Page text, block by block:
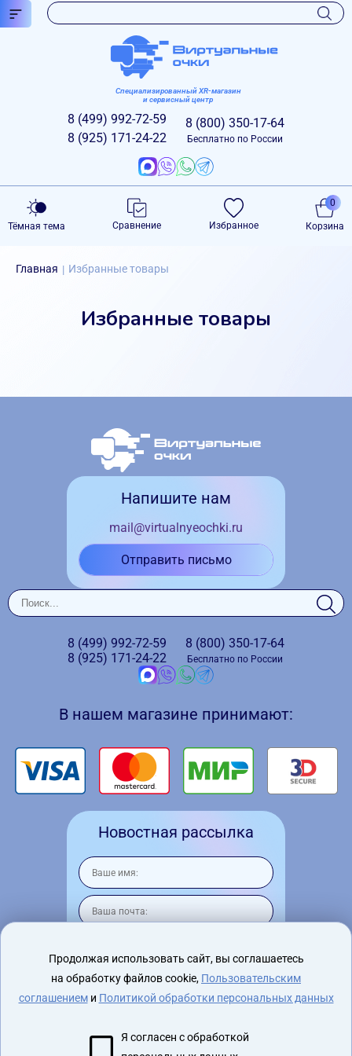
Специализированный XR-магазин
и сервисный центр
8 (499) 992-72-59
8 (925) 171-24-22
8 (800) 350-17-64
Бесплатно по России
Тёмная тема Сравнение Избранное Корзина
0
Главная | Избранные товары
Избранные товары
Напишите нам
mail@virtualnyeochki.ru
Отправить письмо
8 (499) 992-72-59
8 (925) 171-24-22
8 (800) 350-17-64
Бесплатно по России
В нашем магазине принимают:
Новостная рассылка
Я согласен на обработку персональных
данных
Продолжая использовать сайт, вы соглашаетесь
на обработку файлов cookie, Пользовательским
соглашениеми Политикой обработки персональных данных
Я согласен с обработкой